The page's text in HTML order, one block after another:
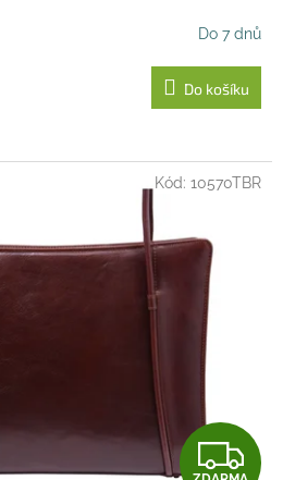
R
M
A
Do 7 dnů
Do košíku
Z
Kód: 10570TBR